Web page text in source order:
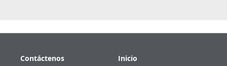
Contáctenos
Inicio